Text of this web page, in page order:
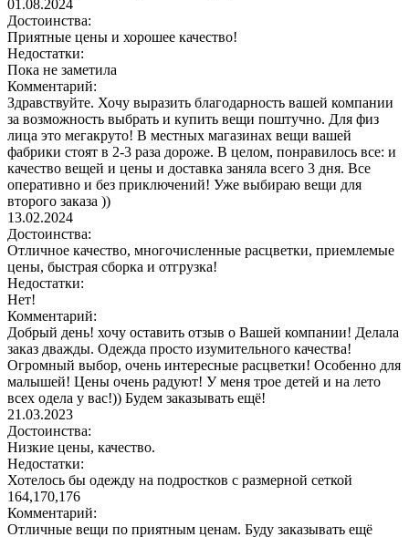
01.08.2024
Достоинства:
Приятные цены и хорошее качество!
Недостатки:
Пока не заметила
Комментарий:
Здравствуйте. Хочу выразить благодарность вашей компании
за возможность выбрать и купить вещи поштучно. Для физ
лица это мегакруто! В местных магазинах вещи вашей
фабрики стоят в 2-3 раза дороже. В целом, понравилось все: и
качество вещей и цены и доставка заняла всего 3 дня. Все
оперативно и без приключений! Уже выбираю вещи для
второго заказа ))
13.02.2024
Достоинства:
Отличное качество, многочисленные расцветки, приемлемые
цены, быстрая сборка и отгрузка!
Недостатки:
Нет!
Комментарий:
Добрый день! хочу оставить отзыв о Вашей компании! Делала
заказ дважды. Одежда просто изумительного качества!
Огромный выбор, очень интересные расцветки! Особенно для
малышей! Цены очень радуют! У меня трое детей и на лето
всех одела у вас!)) Будем заказывать ещё!
21.03.2023
Достоинства:
Низкие цены, качество.
Недостатки:
Хотелось бы одежду на подростков с размерной сеткой
164,170,176
Комментарий:
Отличные вещи по приятным ценам. Буду заказывать ещё